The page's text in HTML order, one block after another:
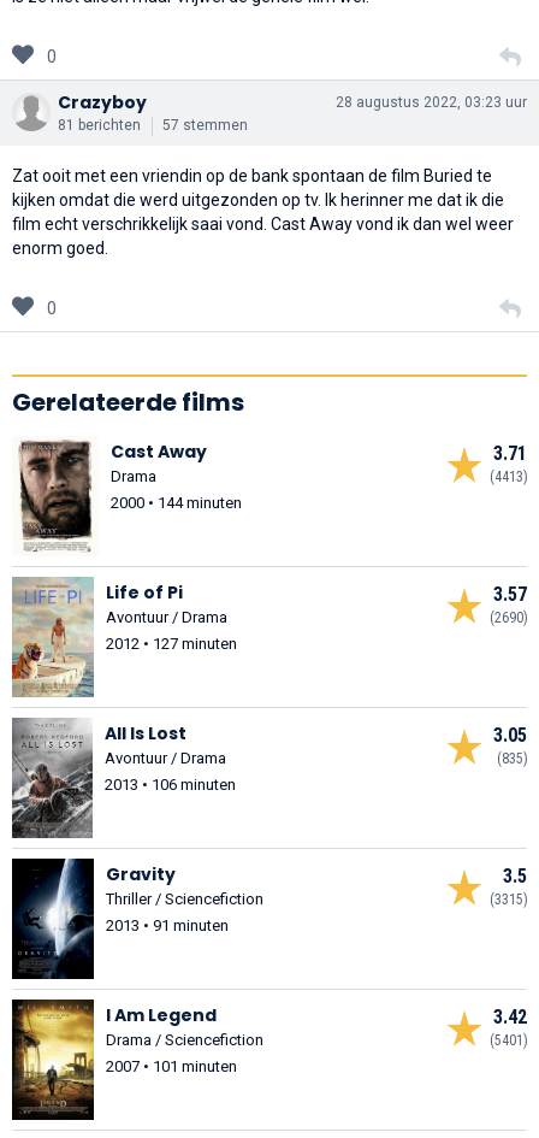
0
Crazyboy
81 berichten 57 stemmen
28 augustus 2022, 03:23 uur
Zat ooit met een vriendin op de bank spontaan de film Buried te
kijken omdat die werd uitgezonden op tv. Ik herinner me dat ik die
film echt verschrikkelijk saai vond. Cast Away vond ik dan wel weer
enorm goed.
0
Gerelateerde films
3.71
(4413)
Cast Away
Drama
2000 • 144 minuten
3.57
(2690)
Life of Pi
Avontuur / Drama
2012 • 127 minuten
3.05
(835)
All Is Lost
Avontuur / Drama
2013 • 106 minuten
3.5
(3315)
Gravity
Thriller / Sciencefiction
2013 • 91 minuten
3.42
(5401)
I Am Legend
Drama / Sciencefiction
2007 • 101 minuten